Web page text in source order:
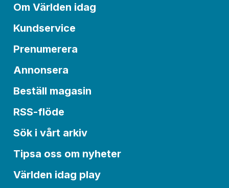
Om Världen idag
Kundservice
Prenumerera
Annonsera
Beställ magasin
RSS-flöde
Sök i vårt arkiv
Tipsa oss om nyheter
Världen idag play